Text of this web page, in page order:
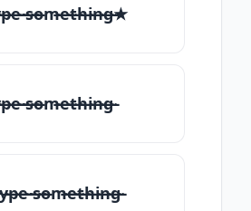
̶̴s̶̴o̶̴m̶̴e̶̴t̶̴h̶̴i̶̴n̶̴g̶̴★
̶̴s̶̴o̶̴m̶̴e̶̴t̶̴h̶̴i̶̴n̶̴g̶̴
̶̴s̶̴o̶̴m̶̴e̶̴t̶̴h̶̴i̶̴n̶̴g̶̴